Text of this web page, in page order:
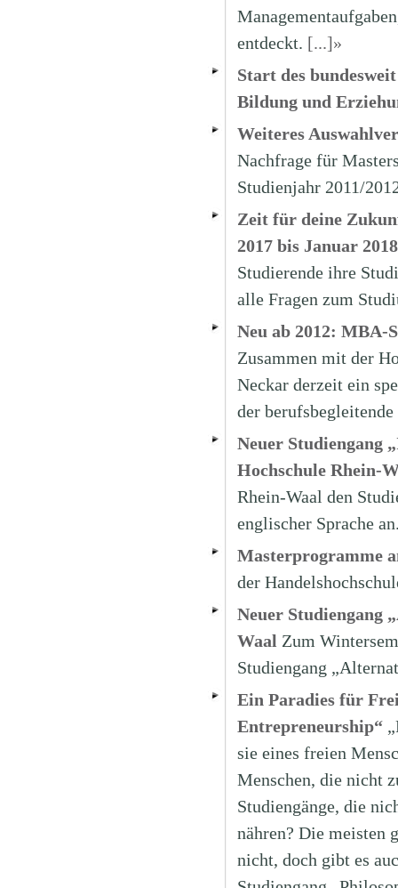
entdeckt. [...]»
Start des
Bildung und
Weiteres
Nachfrage für
Studienjahr 2011/
Zeit für deine
2017 bis Januar 2018
Studierende ihre
alle Fragen zum
Neu ab 2012: MBA-
Zusammen mit der
Neckar derzeit ein
der
Neuer Studiengang
Hochschule Rhein-
Rhein-Waal den
englischer Sprache
Masterprogramme
der
Neuer Studiengang
Waal Zum
Studiengang
Ein Paradies für
Entrepreneurship“
sie eines freien
Menschen, die nicht
Studiengänge, die
nähren? Die meisten
nicht, doch gibt es